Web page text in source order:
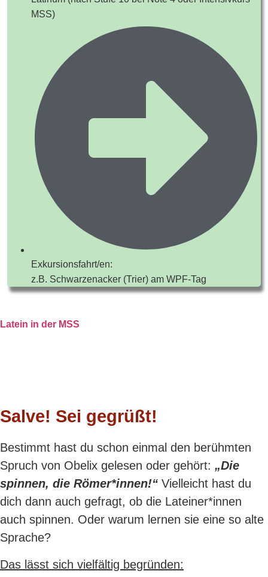
MSS)
Exkursionsfahrt/en:
z.B. Schwarzenacker (Trier) am WPF-Tag
Latein in der MSS
Salve! Sei gegrüßt!
Bestimmt hast du schon einmal den berühmten
Spruch von Obelix gelesen oder gehört: „Die
spinnen, die Römer*innen!“ Vielleicht hast du
dich dann auch gefragt, ob die Lateiner*innen
auch spinnen. Oder warum lernen sie eine so alte
Sprache?
Das lässt sich vielfältig begründen: